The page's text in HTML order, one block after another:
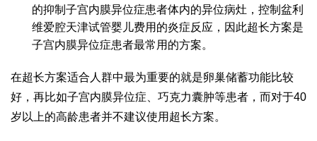
的抑制子宫内膜异位症患者体内的异位病灶，控制盆利
维爱腔天津试管婴儿费用 的炎症反应，因此超长方案是
子宫内膜异位症患者最常用的方案。
在超长方案适合人群中最为重要的就是卵巢储蓄功能比较
好，再比如子宫内膜异位症、巧克力囊肿等患者，而对于40
岁以上的高龄患者并不建议使用超长方案。